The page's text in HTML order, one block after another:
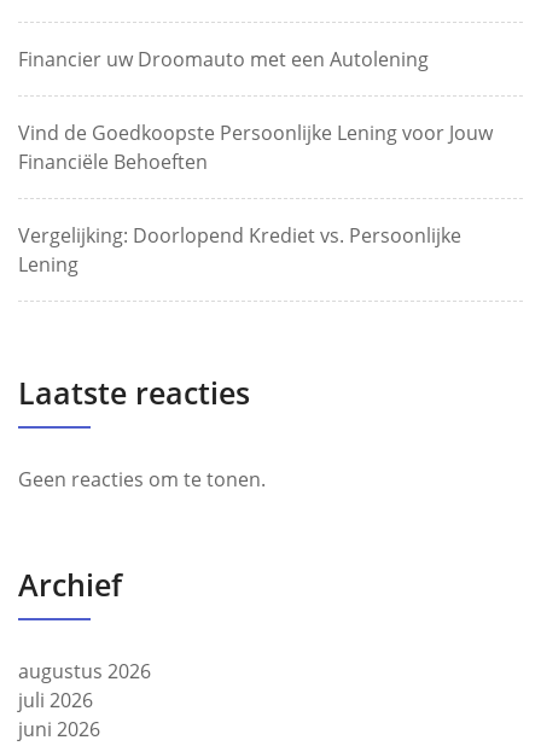
Financier uw Droomauto met een Autolening
Vind de Goedkoopste Persoonlijke Lening voor Jouw
Financiële Behoeften
Vergelijking: Doorlopend Krediet vs. Persoonlijke
Lening
Laatste reacties
Geen reacties om te tonen.
Archief
augustus 2026
juli 2026
juni 2026